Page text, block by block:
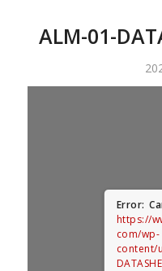
ALM-01-
Error:
https://
com/wp-
content/